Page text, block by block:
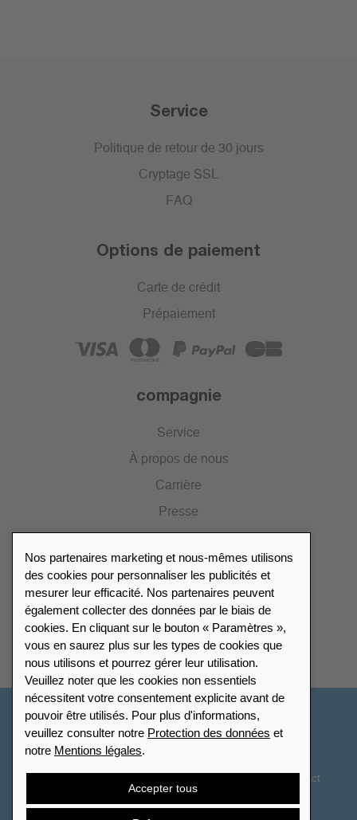
Service
Politique de retour de 30 jours
Cryptage SSL
FAQ
Options de paiement
Carte de crédit
Prépaiement
compagnie
Service
À propos de nous
Carrière
Presse
Portail des revendeurs
Répertoire des revendeurs
Trouver Leuchtturm
Nos partenaires marketing et nous-mêmes utilisons
des cookies pour personnaliser les publicités et
mesurer leur efficacité. Nos partenaires peuvent
également collecter des données par le biais de
cookies. En cliquant sur le bouton « Paramètres »,
vous en saurez plus sur les types de cookies que
nous utilisons et pourrez gérer leur utilisation.
Veuillez noter que les cookies non essentiels
nécessitent votre consentement explicite avant de
pouvoir être utilisés. Pour plus d'informations,
veuillez consulter notre Protection des données et
notre Mentions légales.
Accepter tous
France
Paramètres des cookies
Contact
Droit de rétractation Résilier le contrat